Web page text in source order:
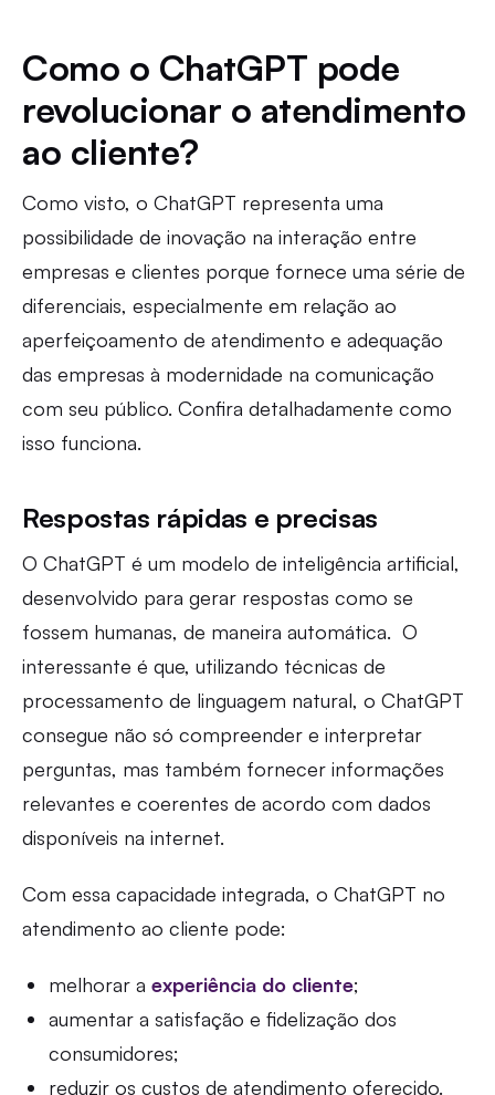
Como o ChatGPT pode
revolucionar o atendimento
ao cliente?
Como visto, o ChatGPT representa uma
possibilidade de inovação na interação entre
empresas e clientes porque fornece uma série de
diferenciais, especialmente em relação ao
aperfeiçoamento de atendimento e adequação
das empresas à modernidade na comunicação
com seu público. Confira detalhadamente como
isso funciona.
Respostas rápidas e precisas
O ChatGPT é um modelo de inteligência artificial,
desenvolvido para gerar respostas como se
fossem humanas, de maneira automática. O
interessante é que, utilizando técnicas de
processamento de linguagem natural, o ChatGPT
consegue não só compreender e interpretar
perguntas, mas também fornecer informações
relevantes e coerentes de acordo com dados
disponíveis na internet.
Com essa capacidade integrada, o ChatGPT no
atendimento ao cliente pode:
melhorar a experiência do cliente;
aumentar a satisfação e fidelização dos
consumidores;
reduzir os custos de atendimento oferecido.